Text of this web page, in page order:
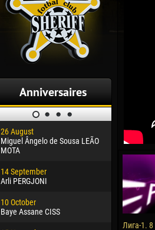
Anniversaires
26 August
Miguel Ângelo de Sousa LEÃO
MOTA
14 September
Arli PERGJONI
10 October
Baye Assane CISS
30 January
Dhoraso
24 February
Vladislav
02 March
Veaceslav
09 March
Лига-1.